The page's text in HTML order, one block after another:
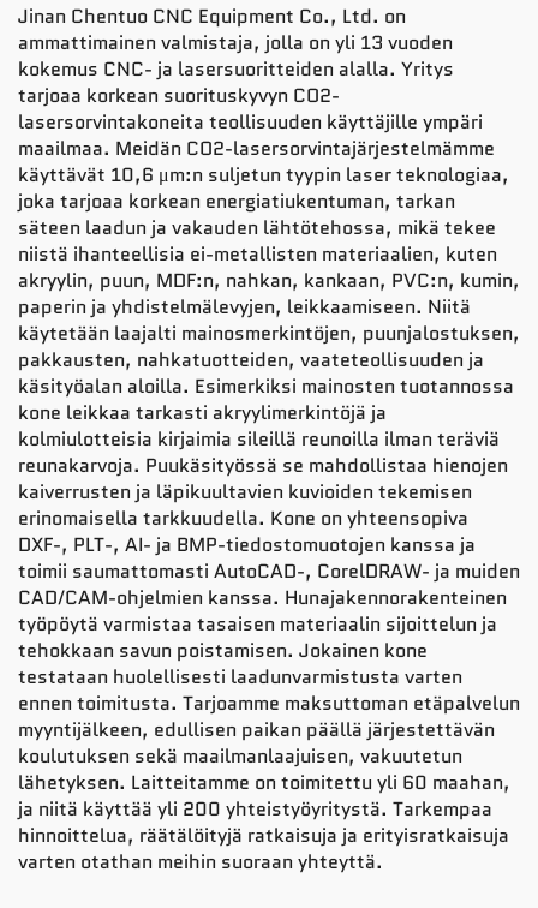
Jinan Chentuo CNC Equipment Co., Ltd. on
ammattimainen valmistaja, jolla on yli 13 vuoden
kokemus CNC- ja lasersuoritteiden alalla. Yritys
tarjoaa korkean suorituskyvyn CO2-
lasersorvintakoneita teollisuuden käyttäjille ympäri
maailmaa. Meidän CO2-lasersorvintajärjestelmämme
käyttävät 10,6 μm:n suljetun tyypin laser teknologiaa,
joka tarjoaa korkean energiatiukentuman, tarkan
säteen laadun ja vakauden lähtötehossa, mikä tekee
niistä ihanteellisia ei-metallisten materiaalien, kuten
akryylin, puun, MDF:n, nahkan, kankaan, PVC:n, kumin,
paperin ja yhdistelmälevyjen, leikkaamiseen. Niitä
käytetään laajalti mainosmerkintöjen, puunjalostuksen,
pakkausten, nahkatuotteiden, vaateteollisuuden ja
käsityöalan aloilla. Esimerkiksi mainosten tuotannossa
kone leikkaa tarkasti akryylimerkintöjä ja
kolmiulotteisia kirjaimia sileillä reunoilla ilman teräviä
reunakarvoja. Puukäsityössä se mahdollistaa hienojen
kaiverrusten ja läpikuultavien kuvioiden tekemisen
erinomaisella tarkkuudella. Kone on yhteensopiva
DXF-, PLT-, AI- ja BMP-tiedostomuotojen kanssa ja
toimii saumattomasti AutoCAD-, CorelDRAW- ja muiden
CAD/CAM-ohjelmien kanssa. Hunajakennorakenteinen
työpöytä varmistaa tasaisen materiaalin sijoittelun ja
tehokkaan savun poistamisen. Jokainen kone
testataan huolellisesti laadunvarmistusta varten
ennen toimitusta. Tarjoamme maksuttoman etäpalvelun
myyntijälkeen, edullisen paikan päällä järjestettävän
koulutuksen sekä maailmanlaajuisen, vakuutetun
lähetyksen. Laitteitamme on toimitettu yli 60 maahan,
ja niitä käyttää yli 200 yhteistyöyritystä. Tarkempaa
hinnoittelua, räätälöityjä ratkaisuja ja erityisratkaisuja
varten otathan meihin suoraan yhteyttä.